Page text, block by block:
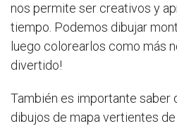
nos permite ser creativos y
tiempo. Podemos dibujar
luego colorearlos como más
divertido!
También es importante saber
dibujos de mapa vertientes de